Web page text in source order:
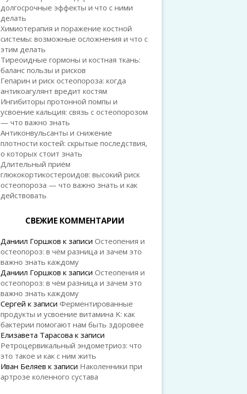
долгосрочные эффекты и что с ними
делать
Химиотерапия и поражение костной
системы: возможные осложнения и что с
этим делать
Тиреоидные гормоны и костная ткань:
баланс пользы и рисков
Гепарин и риск остеопороза: когда
антикоагулянт вредит костям
Ингибиторы протонной помпы и
усвоение кальция: связь с остеопорозом
— что важно знать
Антиконвульсанты и снижение
плотности костей: скрытые последствия,
о которых стоит знать
Длительный приём
глюкокортикостероидов: высокий риск
остеопороза — что важно знать и как
действовать
СВЕЖИЕ КОММЕНТАРИИ
Даниил Горшков к записи Остеопения и
остеопороз: в чём разница и зачем это
важно знать каждому
Даниил Горшков к записи Остеопения и
остеопороз: в чём разница и зачем это
важно знать каждому
Сергей к записи Ферментированные
продукты и усвоение витамина K: как
бактерии помогают нам быть здоровее
Елизавета Тарасова к записи
Ретроцервикальный эндометриоз: что
это такое и как с ним жить
Иван Беляев к записи Наколенники при
артрозе коленного сустава